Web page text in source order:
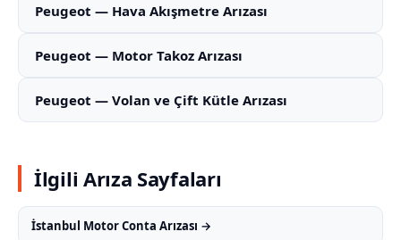
Peugeot — Hava Akışmetre Arızası
Peugeot — Motor Takoz Arızası
Peugeot — Volan ve Çift Kütle Arızası
İlgili Arıza Sayfaları
İstanbul Motor Conta Arızası →